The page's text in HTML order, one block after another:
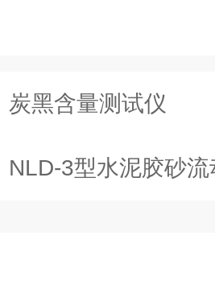
炭黑含量测试仪
NLD-3型水泥胶砂